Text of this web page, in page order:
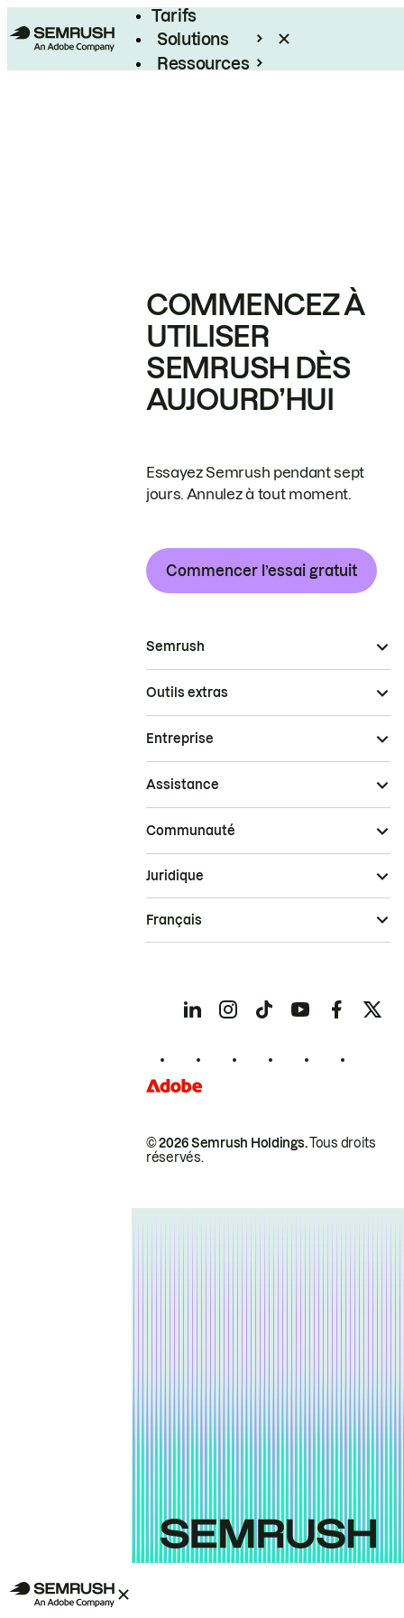
Tarifs
Solutions
Ressources
COMMENCEZ À
UTILISER
SEMRUSH DÈS
AUJOURD’HUI
Essayez Semrush pendant sept
jours. Annulez à tout moment.
Commencer l’essai gratuit
Semrush
Outils extras
Entreprise
Assistance
Communauté
© 2026 Semrush Holdings.Tous droits
réservés.
Juridique
Français